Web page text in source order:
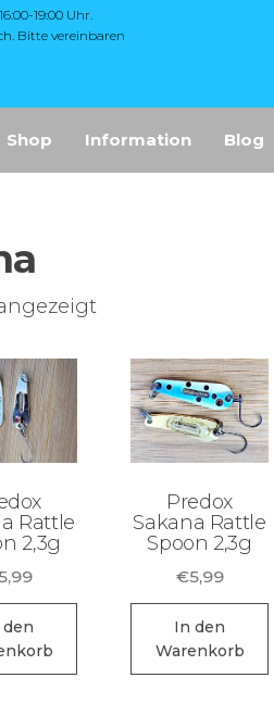
19:00 Uhr.
Bitte vereinbaren
Shop Information Blog
sortiert
Rattle
2,3g
Predox
Sakana Rattle
Spoon 2,3g
€5,99
In den
Warenkorb